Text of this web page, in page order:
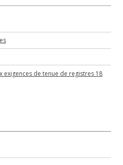
de tenue de registres 18